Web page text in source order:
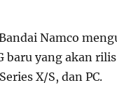
Namco
baru yang akan rilis
X/S, dan PC.